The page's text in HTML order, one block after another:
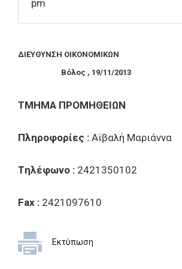
pm
ΔIEYΘYNΣH
Bόλος , 19/11/2013
TMHMA ΠPOMHΘEIΩN
Πληροφορίες : Αϊβαλή Μαριάννα
Tηλέφωνο : 2421350102
Fax : 2421097610
Εκτύπωση